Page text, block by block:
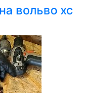
вольво хс